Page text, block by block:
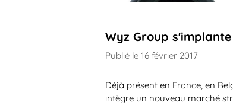
Wyz Group
Publié le 16 février 2017
Déjà présent en France, en
intègre un nouveau marché